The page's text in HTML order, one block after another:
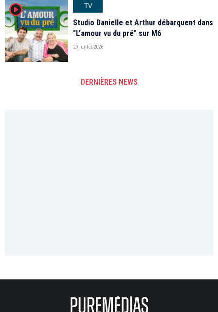
player2
TV
Studio Danielle et Arthur débarquent dans
"L’amour vu du pré" sur M6
29 juillet 2026
DERNIÈRES NEWS